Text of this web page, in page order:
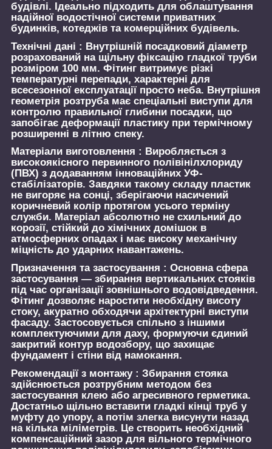
будівлі. Ідеально підходить для облаштування
надійної водостічної системи приватних
будинків, котеджів та комерційних будівель.
Технічні дані : Внутрішній посадковий діаметр
розрахований на щільну фіксацію гладкої труби
розміром 100 мм. Фітинг витримує різкі
температурні перепади, характерні для
всесезонної експлуатації просто неба. Внутрішня
геометрія розтруба має спеціальні виступи для
контролю правильної глибини посадки, що
запобігає деформації пластику при термічному
розширенні в літню спеку.
Матеріали виготовлення : Виробляється з
високоякісного первинного полівінілхлориду
(ПВХ) з додаванням інноваційних УФ-
стабілізаторів. Завдяки такому складу пластик
не вигоряє на сонці, зберігаючи насичений
коричневий колір протягом усього терміну
служби. Матеріал абсолютно не схильний до
корозії, стійкий до хімічних домішок в
атмосферних опадах і має високу механічну
міцність до ударних навантажень.
Призначення та застосування : Основна сфера
застосування — збирання вертикальних стояків
під час організації зовнішнього водовідведення.
Фітинг дозволяє наростити необхідну висоту
стоку, акуратно обходячи архітектурні виступи
фасаду. Застосовується спільно з іншими
комплектуючими для даху, формуючи єдиний
закритий контур водозбору, що захищає
фундамент і стіни від намокання.
Рекомендації з монтажу : Збирання стояка
здійснюється розтрубним методом без
застосування клею або агресивного герметика.
Достатньо щільно вставити гладкі кінці труб у
муфту до упору, а потім злегка висунути назад
на кілька міліметрів. Це створить необхідний
компенсаційний зазор для вільного термічного